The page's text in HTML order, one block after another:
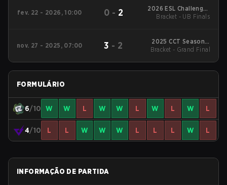
fev. 22 - 2026, 10:00 0 - 2
2026 ESL Challenger
League Season 51:
Bracket - UB Finals
nov. 27 - 2025, 07:00 3 - 2
2025 CCT Season 3
Oceania Series #3
Bracket - Grand Final
FORMULÁRIO
6/10 W W L W W L W L W L
4/10 L L W W W L L L W L
INFORMAÇÃO DE PARTIDA